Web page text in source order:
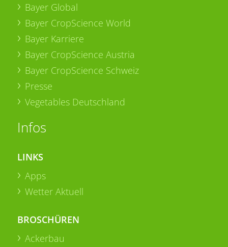
Bayer Global
Bayer CropScience World
Bayer Karriere
Bayer CropScience Austria
Bayer CropScience Schweiz
Presse
Vegetables Deutschland
Infos
LINKS
Apps
Wetter Aktuell
BROSCHÜREN
Ackerbau